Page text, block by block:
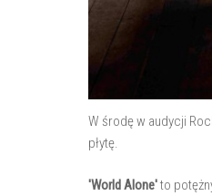
W środę w audycji
płytę.
'World Alone'to